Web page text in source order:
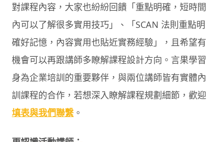
對課程內容，大家也紛紛回饋「重點明確，短時間
內可以了解很多實用技巧」、「SCAN 法則重點明
確好記憶，內容實用也貼近實務經驗」，且希望有
機會可以再跟講師多瞭解課程設計方向。言果學習
身為企業培訓的重要夥伴，與兩位講師皆有實體內
訓課程的合作，若想深入瞭解課程規劃細節，歡迎
填表與我們聯繫。